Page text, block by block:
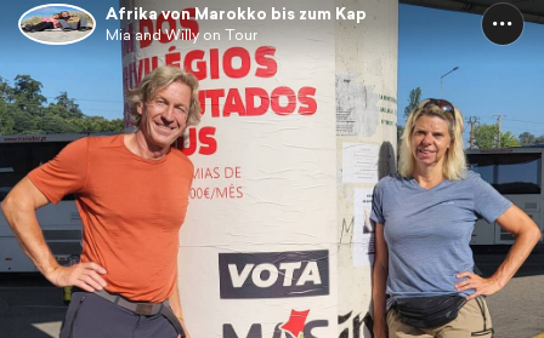
Afrika von Marokko bis zum Kap
Mia and Willy on Tour